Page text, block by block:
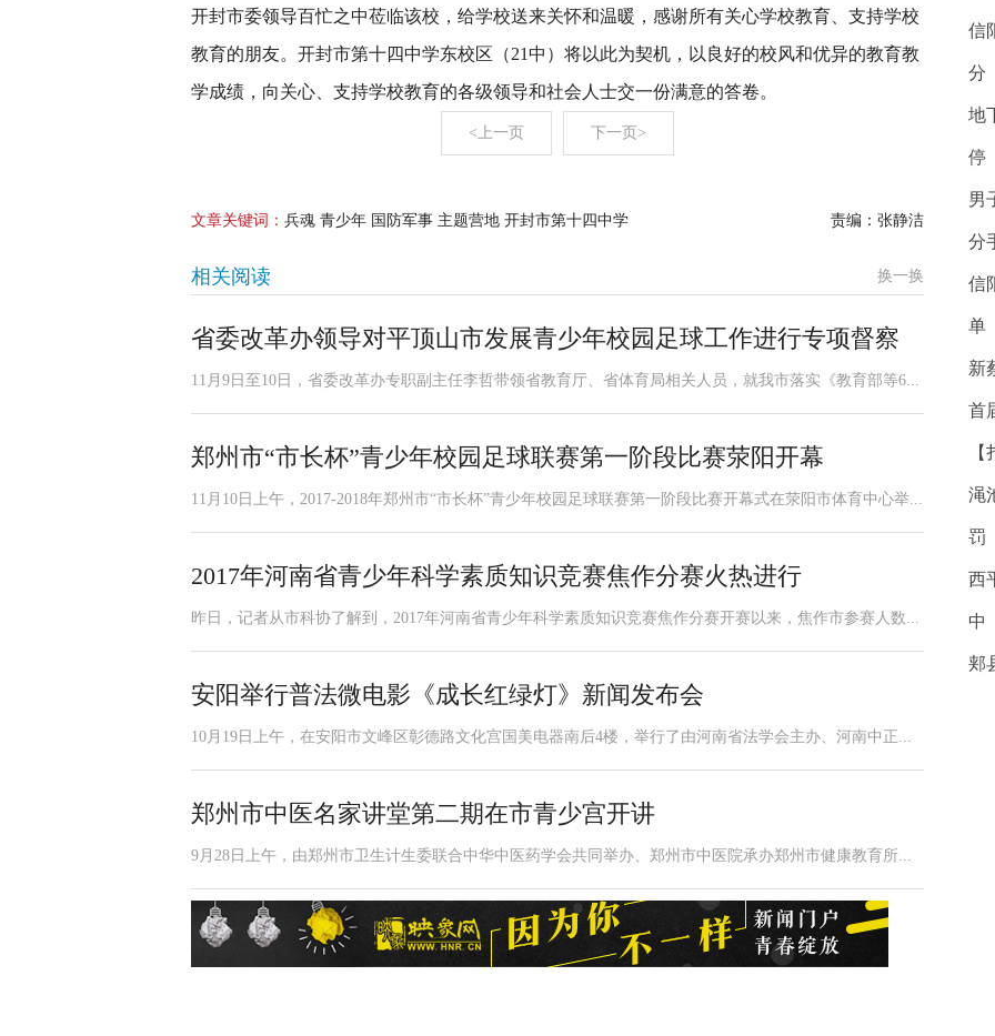
开封市委领导百忙之中莅临该校，给学校送来关怀和温暖，感谢所有关心学校教育、支持学校
教育的朋友。开封市第十四中学东校区（21中）将以此为契机，以良好的校风和优异的教育教
学成绩，向关心、支持学校教育的各级领导和社会人士交一份满意的答卷。
<上一页 下一页>
文章关键词： 兵魂 青少年 国防军事 主题营地 开封市第十四中学 责编：张静洁
相关阅读 换一换
省委改革办领导对平顶山市发展青少年校园足球工作进行专项督察
11月9日至10日，省委改革办专职副主任李哲带领省教育厅、省体育局相关人员，就我市落实《教育部等6...
郑州市“市长杯”青少年校园足球联赛第一阶段比赛荥阳开幕
11月10日上午，2017-2018年郑州市“市长杯”青少年校园足球联赛第一阶段比赛开幕式在荥阳市体育中心举...
2017年河南省青少年科学素质知识竞赛焦作分赛火热进行
昨日，记者从市科协了解到，2017年河南省青少年科学素质知识竞赛焦作分赛开赛以来，焦作市参赛人数...
安阳举行普法微电影《成长红绿灯》新闻发布会
10月19日上午，在安阳市文峰区彰德路文化宫国美电器南后4楼，举行了由河南省法学会主办、河南中正...
郑州市中医名家讲堂第二期在市青少宫开讲
9月28日上午，由郑州市卫生计生委联合中华中医药学会共同举办、郑州市中医院承办郑州市健康教育所...
信
分
地
停
男
分
信
单
新
首
渑
罚
西
中
郏